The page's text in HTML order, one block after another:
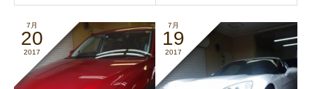
7月
20
2017
7月
19
2017